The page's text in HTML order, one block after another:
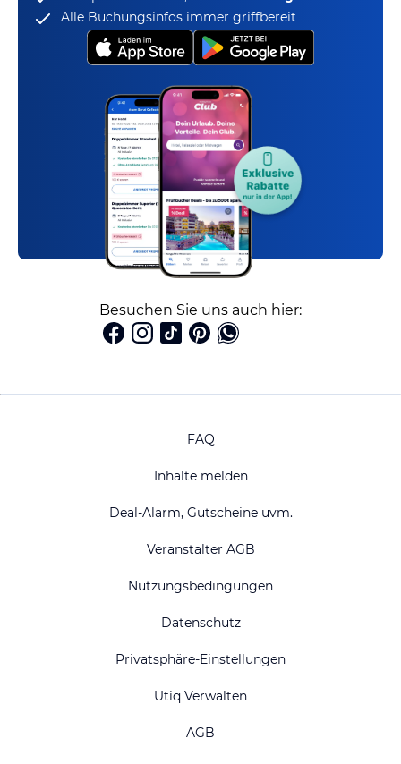
Alle Buchungsinfos immer griffbereit
Besuchen Sie uns auch hier:
FAQ
Inhalte melden
Deal-Alarm, Gutscheine uvm.
Veranstalter AGB
Nutzungsbedingungen
Datenschutz
Privatsphäre-Einstellungen
Utiq Verwalten
AGB